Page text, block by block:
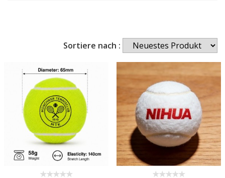
Sortiere nach :